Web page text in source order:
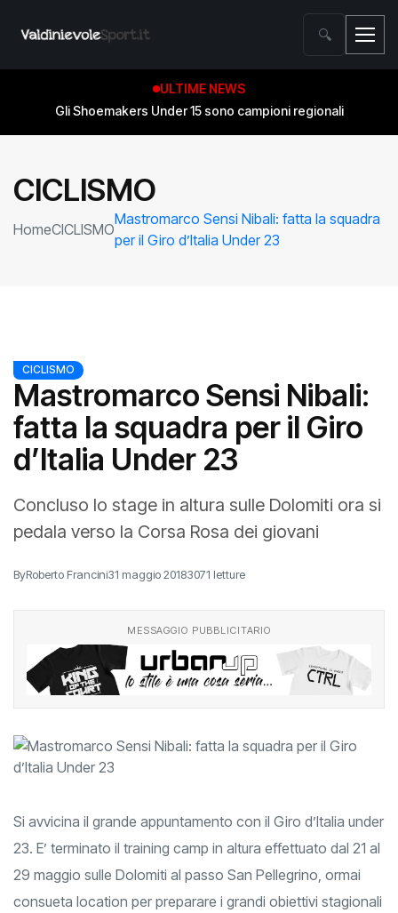
🔍
ULTIME NEWS
Gli Shoemakers Under 15 sono campioni regionali
CICLISMO
HomeCICLISMO
Mastromarco Sensi Nibali: fatta la squadra
per il Giro d’Italia Under 23
CICLISMO
Mastromarco Sensi Nibali:
fatta la squadra per il Giro
d’Italia Under 23
Concluso lo stage in altura sulle Dolomiti ora si
pedala verso la Corsa Rosa dei giovani
ByRoberto Francini31 maggio 20183071 letture
MESSAGGIO PUBBLICITARIO
Si avvicina il grande appuntamento con il Giro d’Italia under
23. E’ terminato il training camp in altura effettuato dal 21 al
29 maggio sulle Dolomiti al passo San Pellegrino, ormai
consueta location per preparare i grandi obiettivi stagionali